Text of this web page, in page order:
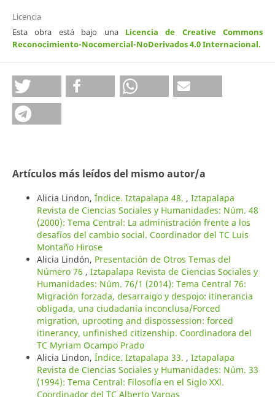
Licencia
Esta obra está bajo una Licencia de Creative Commons
Reconocimiento-Nocomercial-NoDerivados 4.0 Internacional.
Artículos más leídos del mismo autor/a
Alicia Lindon, Índice. Iztapalapa 48. , Iztapalapa
Revista de Ciencias Sociales y Humanidades: Núm. 48
(2000): Tema Central: La administración frente a los
desafíos del cambio social. Coordinador del TC Luis
Montaño Hirose
Alicia Lindón, Presentación de Otros Temas del
Número 76 , Iztapalapa Revista de Ciencias Sociales y
Humanidades: Núm. 76/1 (2014): Tema Central 76:
Migración forzada, desarraigo y despojo: itinerancia
obligada, una ciudadanía inconclusa/Forced
migration, uprooting and dispossession: forced
itinerancy, unfinished citizenship. Coordinadora del
TC Myriam Ocampo Prado
Alicia Lindon, Índice. Iztapalapa 33. , Iztapalapa
Revista de Ciencias Sociales y Humanidades: Núm. 33
(1994): Tema Central: Filosofía en el Siglo XXl.
Coordinador del TC Alberto Vargas